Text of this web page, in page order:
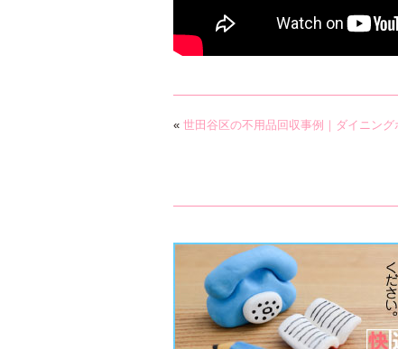
« 世田谷区の不用品回収事例｜ダイニング